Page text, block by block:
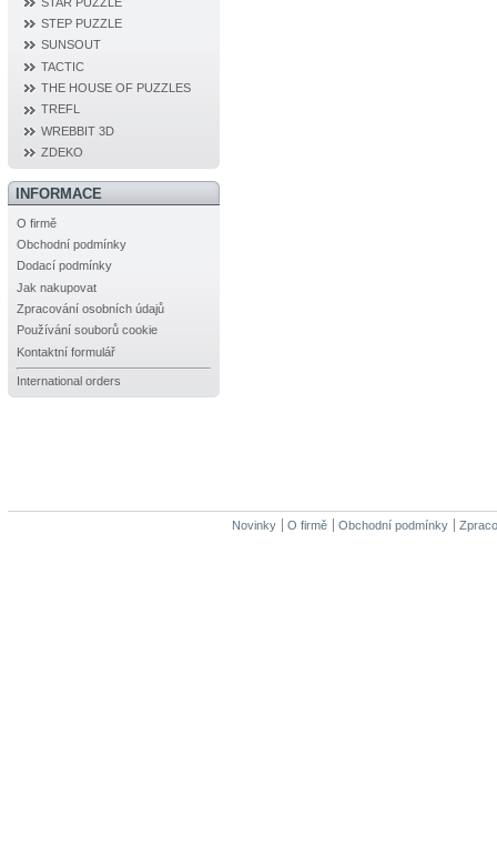
STEP PUZZLE
SUNSOUT
TACTIC
THE HOUSE OF PUZZLES
TREFL
WREBBIT 3D
ZDEKO
INFORMACE
O firmě
Obchodní podmínky
Dodací podmínky
Jak nakupovat
Zpracování osobních údajů
Používání souborů cookie
Kontaktní formulář
International orders
Novinky O firmě Obchodní podmínky